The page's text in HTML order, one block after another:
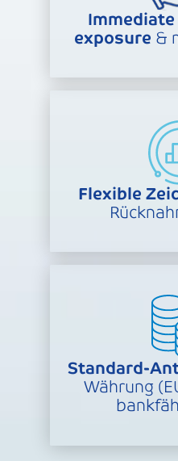
exposure &
Flexible
Standard-
Währung